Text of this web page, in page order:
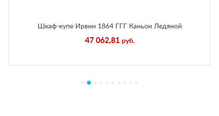
Шкаф-купе Ирвин 1864 ГГГ Каньон Ледяной
47 062,81 руб.